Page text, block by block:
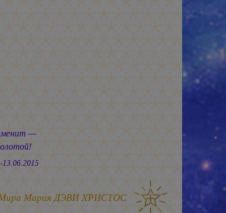
—
Мария ДЭВИ ХРИСТОС